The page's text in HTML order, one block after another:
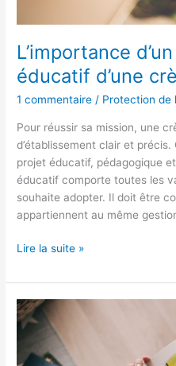
L’importance
éducatif d’une
1 commentaire / Protection de
Pour réussir sa mission, une
d’établissement clair et précis.
projet éducatif, pédagogique
éducatif comporte toutes les
souhaite adopter. Il doit être
appartiennent au même
Lire la suite »
Centrale
d’achat
les